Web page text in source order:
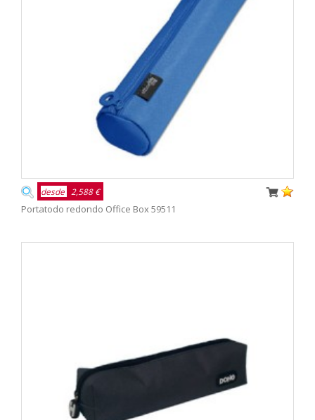
desde 2,588 €
Portatodo redondo Office Box 59511